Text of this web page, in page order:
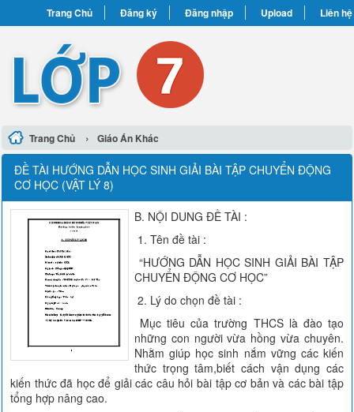
Trang Chủ Đăng ký Đăng nhập Upload Liên hệ
Trang Chủ › Giáo Án Khác
ĐỀ TÀI HƯỚNG DẪN HỌC SINH GIẢI BÀI TẬP CHUYỂN ĐỘNG
CƠ HỌC (VẬT LÝ 8)
B. NỘI DUNG ĐỀ TÀI :
1. Tên đề tài :
“HƯỚNG DẪN HỌC SINH GIẢI BÀI TẬP
CHUYỂN ĐỘNG CƠ HỌC”
2. Lý do chọn đề tài :
Mục tiêu của trường THCS là đào tạo
những con người vừa hồng vừa chuyên.
Nhằm giúp học sinh nắm vững các kiến
thức trọng tâm,biết cách vận dụng các
kiến thức đã học để giải các câu hỏi bài tập cơ bản và các bài tập
tổng hợp nâng cao.